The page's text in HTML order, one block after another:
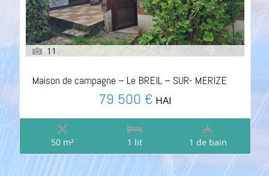
11
Maison de campagne – Le BREIL – SUR- MERIZE
79 500 € HAI
50 m² 1 lit 1 de bain